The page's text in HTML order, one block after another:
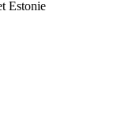
Estonie